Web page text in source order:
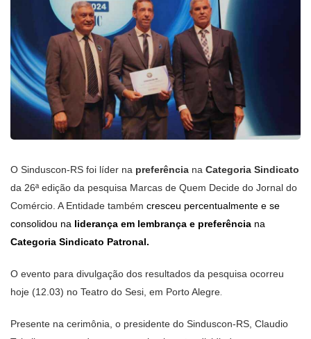
O Sinduscon-RS foi líder na preferência na Categoria Sindicato
da 26ª edição da pesquisa Marcas de Quem Decide do Jornal do
Comércio. A Entidade também cresceu percentualmente e se
consolidou na liderança em lembrança e preferência na
Categoria Sindicato Patronal.
O evento para divulgação dos resultados da pesquisa ocorreu
hoje (12.03) no Teatro do Sesi, em Porto Alegre.
Presente na cerimônia, o presidente do Sinduscon-RS, Claudio